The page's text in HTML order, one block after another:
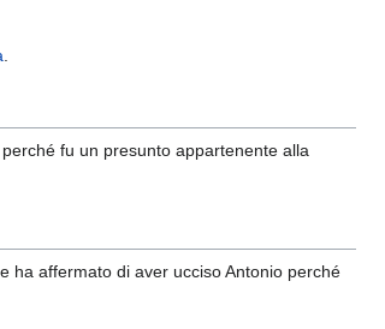
.
fu un presunto appartenente alla
ha affermato di aver ucciso Antonio perché